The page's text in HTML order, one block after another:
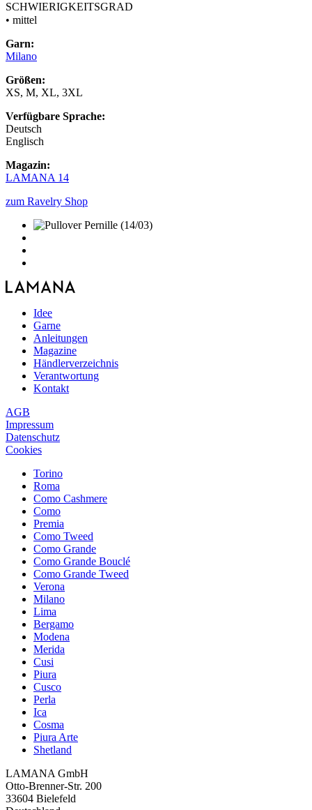
SCHWIERIGKEITSGRAD
• mittel
Garn:
Milano
Größen:
XS, M, XL, 3XL
Verfügbare Sprache:
Deutsch
Englisch
Magazin:
LAMANA 14
zum Ravelry Shop
Idee
Garne
Anleitungen
Magazine
Händlerverzeichnis
Verantwortung
Kontakt
AGB
Impressum
Datenschutz
Cookies
Torino
Roma
Como Cashmere
Como
Premia
Como Tweed
Como Grande
Como Grande Bouclé
Como Grande Tweed
Verona
Milano
Lima
Bergamo
Modena
Merida
Cusi
Piura
Cusco
Perla
Ica
Cosma
Piura Arte
Shetland
LAMANA GmbH
Otto-Brenner-Str. 200
33604 Bielefeld